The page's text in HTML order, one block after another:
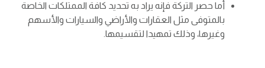
أما حصر التركة فإنه يراد به تحديد كافة الممتلكات الخاصة
بالمتوفى مثل العقارات والأراضي والسيارات والأسهم
وغيرها، وذلك تمهيدا لتقسيمها.